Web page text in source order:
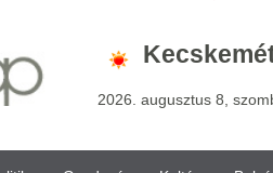
2026. augusztus 8, szombat,László
Gazdaság Bulvár Krimi